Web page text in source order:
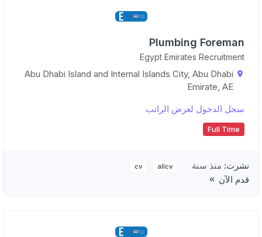
Plumbing Foreman
Egypt Emirates Recruitment
Abu Dhabi Island and Internal Islands City, Abu Dhabi
Emirate, AE
سجل الدخول لعرض الراتب
Full Time
نشرت: منذ سنة allcv
cv
قدم الآن